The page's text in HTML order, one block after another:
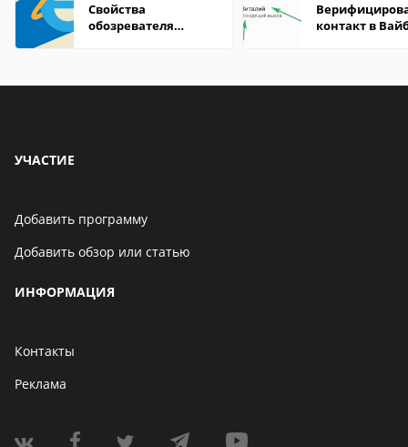
Свойства
обозревателя
контакт в
УЧАСТИЕ
Добавить программу
Добавить обзор или статью
ИНФОРМАЦИЯ
Контакты
Реклама